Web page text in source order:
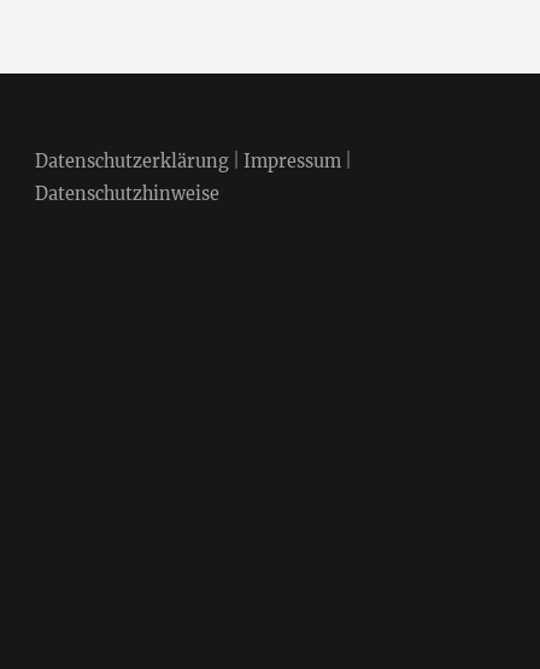
Datenschutzerklärung| Impressum|
Datenschutzhinweise